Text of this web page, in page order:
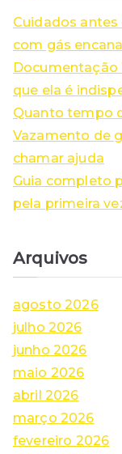
Cuidados
com gás
Documentação
que ela é
Quanto tempo
Vazamento de
chamar ajuda
Guia completo
pela primeira
Arquivos
agosto 2026
julho 2026
junho 2026
maio 2026
abril 2026
março 2026
fevereiro 2026